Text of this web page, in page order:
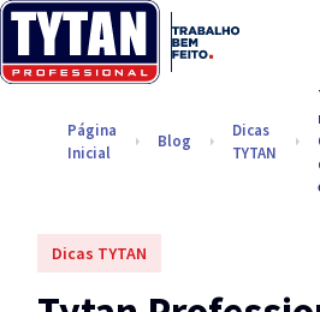
Página
Inicial
Blog
Dicas
TYTAN
Dicas TYTAN